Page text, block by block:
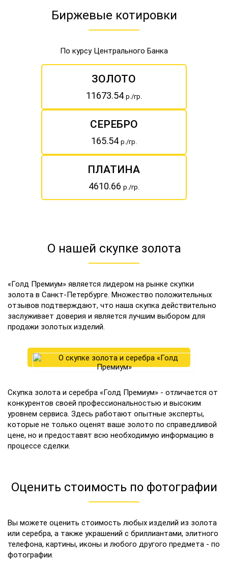
Биржевые котировки
По курсу Центрального Банка
ЗОЛОТО
11673.54 р./гр.
СЕРЕБРО
165.54 р./гр.
ПЛАТИНА
4610.66 р./гр.
О нашей скупке золота
«Голд Премиум» является лидером на рынке скупки
золота в Санкт-Петербурге. Множество положительных
отзывов подтверждают, что наша скупка действительно
заслуживает доверия и является лучшим выбором для
продажи золотых изделий.
Скупка золота и серебра «Голд Премиум» - отличается от
конкурентов своей профессиональностью и высоким
уровнем сервиса. Здесь работают опытные эксперты,
которые не только оценят ваше золото по справедливой
цене, но и предоставят всю необходимую информацию в
процессе сделки.
Оценить стоимость по фотографии
Вы можете оценить стоимость любых изделий из золота
или серебра, а также украшений с бриллиантами, элитного
телефона, картины, иконы и любого другого предмета - по
фотографии.